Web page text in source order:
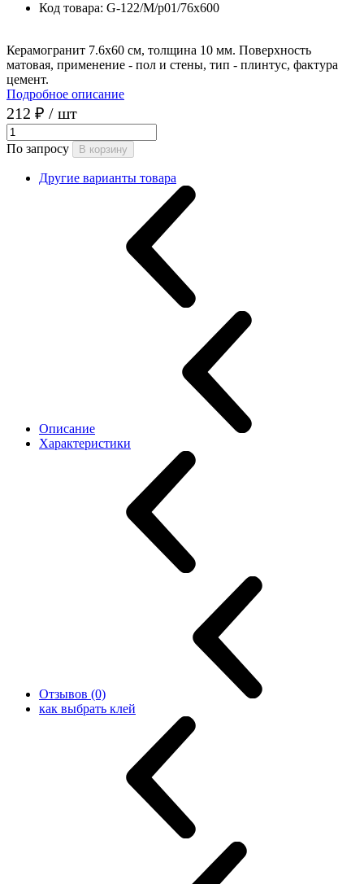
Код товара: G-122/М/p01/76x600
Керамогранит 7.6x60 см, толщина 10 мм. Поверхность
матовая, применение - пол и стены, тип - плинтус, фактура
цемент.
Подробное описание
212 ₽ / шт
По запросу В корзину
Другие варианты товара
Описание
Характеристики
Отзывов (0)
как выбрать клей